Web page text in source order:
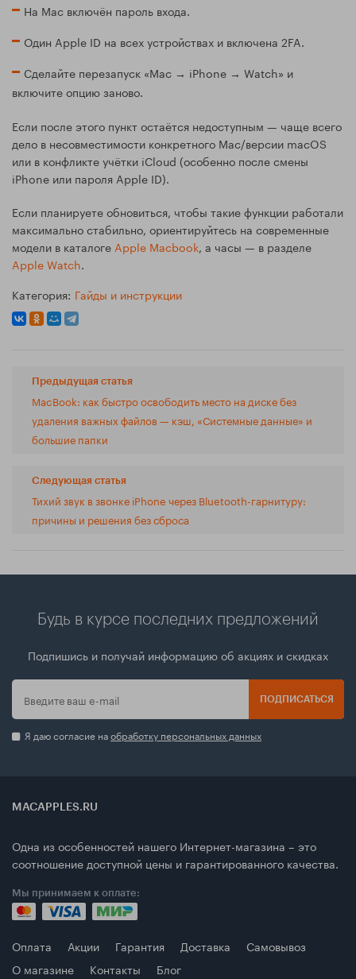
На Mac включён пароль входа.
Один Apple ID на всех устройствах и включена 2FA.
Сделайте перезапуск «Mac → iPhone → Watch» и
включите опцию заново.
Если после этого пункт остаётся недоступным — чаще всего
дело в несовместимости конкретного Mac/версии macOS
или в конфликте учётки iCloud (особенно после смены
iPhone или пароля Apple ID).
Если планируете обновиться, чтобы такие функции работали
максимально стабильно, ориентируйтесь на современные
модели в каталоге Apple Macbook, а часы — в разделе
Apple Watch.
Категория: Гайды и инструкции
Предыдущая статья
MacBook: как быстро освободить место на диске без
удаления важных файлов — кэш, «Системные данные» и
большие папки
Следующая статья
Тихий звук в звонке iPhone через Bluetooth-гарнитуру:
причины и решения без сброса
Будь в курсе последних предложений
Подпишись и получай информацию об акциях и скидках
ПОДПИСАТЬСЯ
Я даю согласие наобработку персональных данных
MACAPPLES.RU
Одна из особенностей нашего Интернет-магазина – это
соотношение доступной цены и гарантированного качества.
Мы принимаем к оплате:
Оплата Акции Гарантия Доставка
Самовывоз
О магазине
Контакты
Блог